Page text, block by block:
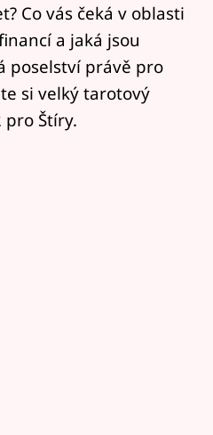
Co vás čeká v oblasti
a jaká jsou
poselství právě pro
si velký tarotový
pro Štíry.